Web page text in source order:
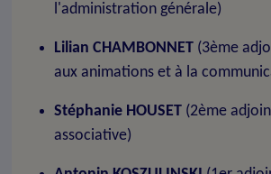
l'administration générale)
Lilian CHAMBONNET(3ème
aux animations et à la
Stéphanie HOUSET(2ème
associative)